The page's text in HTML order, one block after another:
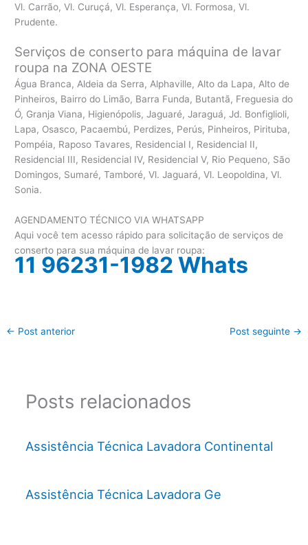
Vl. Carrão, Vl. Curuçá, Vl. Esperança, Vl. Formosa, Vl.
Prudente.
Serviços de conserto para máquina de lavar
roupa na ZONA OESTE
Água Branca, Aldeia da Serra, Alphaville, Alto da Lapa, Alto de
Pinheiros, Bairro do Limão, Barra Funda, Butantã, Freguesia do
Ó, Granja Viana, Higienópolis, Jaguaré, Jaraguá, Jd. Bonfiglioli,
Lapa, Osasco, Pacaembú, Perdizes, Perús, Pinheiros, Pirituba,
Pompéia, Raposo Tavares, Residencial I, Residencial II,
Residencial III, Residencial IV, Residencial V, Rio Pequeno, São
Domingos, Sumaré, Tamboré, Vl. Jaguará, Vl. Leopoldina, Vl.
Sonia.
AGENDAMENTO TÉCNICO VIA WHATSAPP
Aqui você tem acesso rápido para solicitação de serviços de
conserto para sua máquina de lavar roupa:
11 96231-1982 Whats
← Post anterior Post seguinte →
Posts relacionados
Assistência Técnica Lavadora Continental
Assistência Técnica Lavadora Ge